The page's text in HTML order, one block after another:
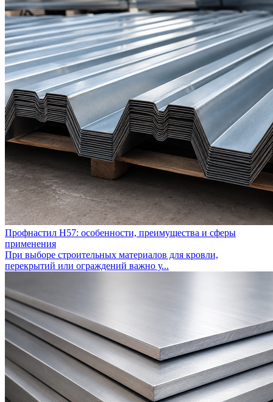
Профнастил Н57: особенности, преимущества и сферы
применения
При выборе строительных материалов для кровли,
перекрытий или ограждений важно у...